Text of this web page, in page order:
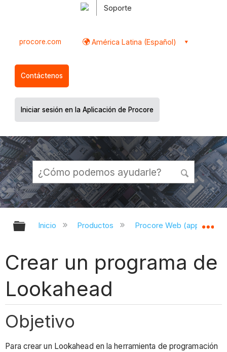
Soporte
procore.com América Latina (Español)
Contáctenos
Iniciar sesión en la Aplicación de Procore
Expandir/contraer jerarquía global
Inicio Productos Procore Web
Crear un programa de
Lookahead
Objetivo
Para crear un Lookahead en la herramienta de programación